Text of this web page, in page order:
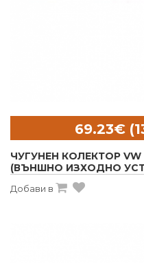
ЧУГУНЕН КОЛЕКТОР VW
(ВЪНШНО ИЗХОДНО
Добави в